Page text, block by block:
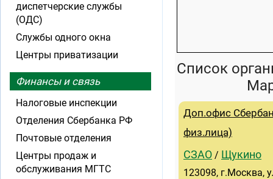
Список
Доп.офис
физ.лица)
СЗАО / Щукино
123098, г.Москва,
диспетчерские службы
(ОДС)
Службы одного окна
Центры приватизации
Финансы и связь
Налоговые инспекции
Отделения Сбербанка РФ
Почтовые отделения
Центры продаж и
обслуживания МГТС